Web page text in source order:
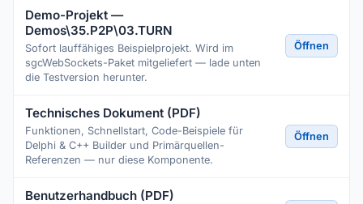
Demo-Projekt —
Demos\35.P2P\03.TURN
Sofort lauffähiges Beispielprojekt. Wird im
sgcWebSockets-Paket mitgeliefert — lade unten
die Testversion herunter.
Öffnen
Technisches Dokument (PDF)
Funktionen, Schnellstart, Code-Beispiele für
Delphi & C++ Builder und Primärquellen-
Referenzen — nur diese Komponente.
Öffnen
Benutzerhandbuch (PDF)